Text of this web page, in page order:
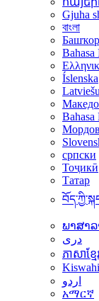
Gjuha
বাংলা
Bahasa
Íslenska
Bahasa
српски
Тоҷикӣ
Татар
ພາສາລ
دری
ភាសាខ្មែរ
اردو
አማርኛ